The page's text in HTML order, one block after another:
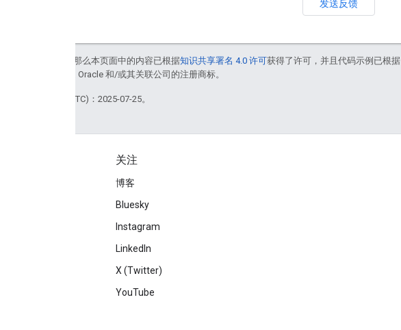
发送反馈
如未另行说明，那么本页面中的内容已根据知识共享署名 4.0 许可获得了许可，并且代码示例已根据
。Java 是 Oracle 和/或其关联公司的注册商标。
最后更新时间 (UTC)：2025-07-25。
关注
博客
Bluesky
Instagram
LinkedIn
X (Twitter)
YouTube